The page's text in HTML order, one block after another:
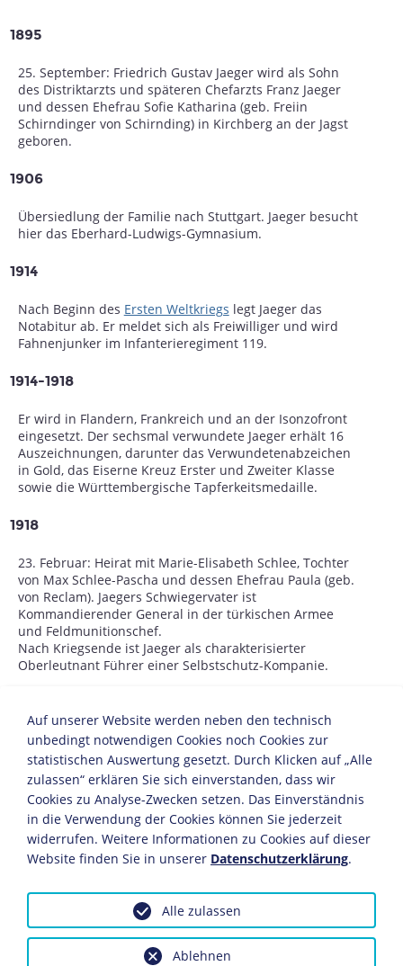
1895
25. September: Friedrich Gustav Jaeger wird als Sohn
des Distriktarzts und späteren Chefarzts Franz Jaeger
und dessen Ehefrau Sofie Katharina (geb. Freiin
Schirndinger von Schirnding) in Kirchberg an der Jagst
geboren.
1906
Übersiedlung der Familie nach Stuttgart. Jaeger besucht
hier das Eberhard-Ludwigs-Gymnasium.
1914
Nach Beginn des Ersten Weltkriegs legt Jaeger das
Notabitur ab. Er meldet sich als Freiwilliger und wird
Fahnenjunker im Infanterieregiment 119.
1914-1918
Er wird in Flandern, Frankreich und an der Isonzofront
eingesetzt. Der sechsmal verwundete Jaeger erhält 16
Auszeichnungen, darunter das Verwundetenabzeichen
in Gold, das Eiserne Kreuz Erster und Zweiter Klasse
sowie die Württembergische Tapferkeitsmedaille.
1918
23. Februar: Heirat mit Marie-Elisabeth Schlee, Tochter
von Max Schlee-Pascha und dessen Ehefrau Paula (geb.
von Reclam). Jaegers Schwiegervater ist
Kommandierender General in der türkischen Armee
und Feldmunitionschef.
Nach Kriegsende ist Jaeger als charakterisierter
Oberleutnant Führer einer Selbstschutz-Kompanie.
6. Juli: Geburt seines einzigen Kindes,Krafft Werner
Wilhelm Jaeger.
Gemeinsam mit seiner Frau studiert Jaeger
Agrarwirtschaft an der landwirtschaftlichen Hochschule
in Tettnang am Bodensee.
Jaeger wird Mitglied der Deutschen Arbeiterpartei (DAP)
die sich 1920 inNationalsozialistische Deutsche
Arbeiterpartei(NSDAP) umbenennt.
1919/20
Tätigkeit als Gutsverwalter des IndustriellenRobert
in Bernried am Starnberger See.
Auf unserer Website werden neben den technisch
unbedingt notwendigen Cookies noch Cookies zur
statistischen Auswertung gesetzt. Durch Klicken auf „Alle
zulassen“ erklären Sie sich einverstanden, dass wir
Cookies zu Analyse-Zwecken setzen. Das Einverständnis
in die Verwendung der Cookies können Sie jederzeit
widerrufen. Weitere Informationen zu Cookies auf dieser
Website finden Sie in unserer Datenschutzerklärung.
Ablehnen
Alle zulassen